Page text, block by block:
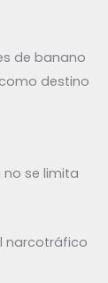
de banano
destino
se limita
narcotráfico